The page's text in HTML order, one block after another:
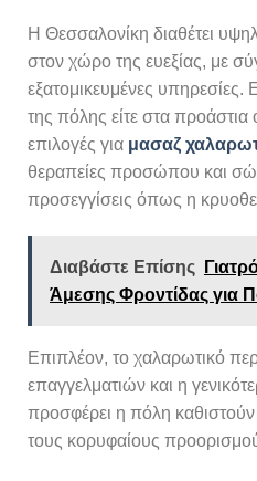
Η Θεσσαλονίκη διαθέτει
στον χώρο της ευεξίας, με
εξατομικευμένες υπηρεσίες.
της πόλης είτε στα
επιλογές για μασαζ
θεραπείες προσώπου και
προσεγγίσεις όπως η
Διαβάστε Επίσης
Άμεσης Φροντίδας για
Επιπλέον, το χαλαρωτικό
επαγγελματιών και η
προσφέρει η πόλη
τους κορυφαίους